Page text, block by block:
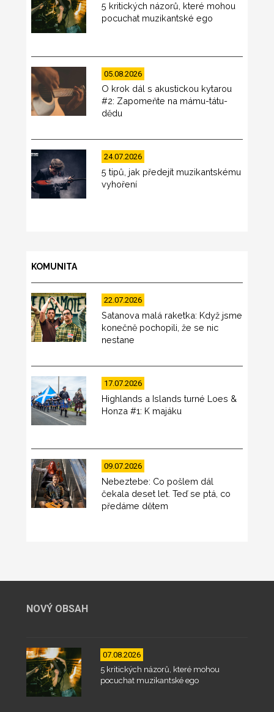
5 kritických názorů, které mohou
pocuchat muzikantské ego
05.08.2026
O krok dál s akustickou kytarou
#2: Zapomeňte na mámu-tátu-
dědu
24.07.2026
5 tipů, jak předejít muzikantskému
vyhoření
KOMUNITA
22.07.2026
Satanova malá raketka: Když jsme
konečně pochopili, že se nic
nestane
17.07.2026
Highlands a Islands turné Loes &
Honza #1: K majáku
09.07.2026
Nebeztebe: Co pošlem dál
čekala deset let. Teď se ptá, co
předáme dětem
NOVÝ OBSAH
07.08.2026
5 kritických názorů, které mohou
pocuchat muzikantské ego